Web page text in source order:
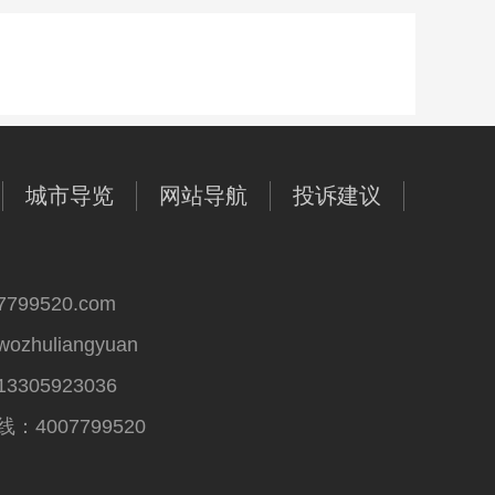
城市导览 网站导航 投诉建议
：4007799520